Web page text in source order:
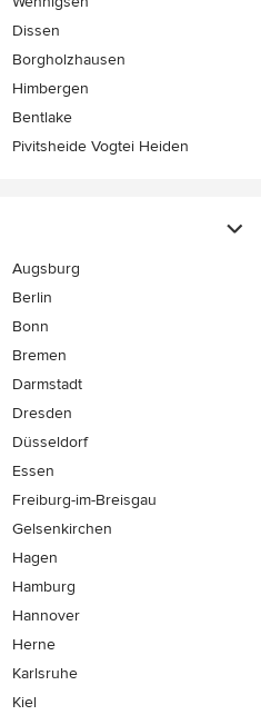
Dissen
Borgholzhausen
Himbergen
Bentlake
Pivitsheide Vogtei Heiden
Augsburg
Berlin
Bonn
Bremen
Darmstadt
Dresden
Düsseldorf
Essen
Freiburg-im-Breisgau
Gelsenkirchen
Hagen
Hamburg
Hannover
Herne
Karlsruhe
Kiel